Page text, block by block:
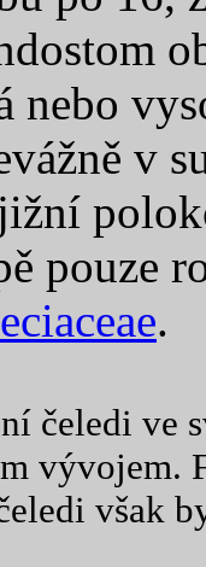
nebo
v
pouze
.
čeledi
vývojem.
však